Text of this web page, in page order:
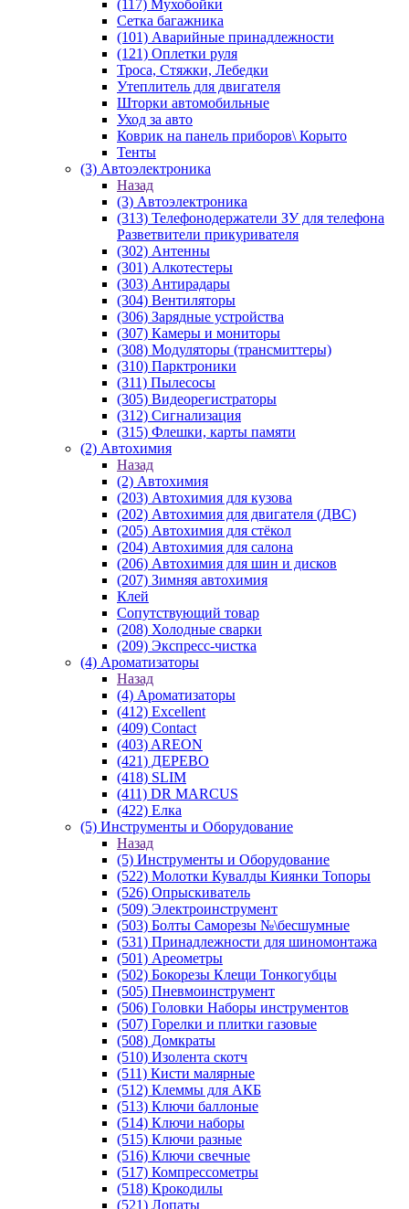
(117) Мухобойки
Сетка багажника
(101) Аварийные принадлежности
(121) Оплетки руля
Троса, Стяжки, Лебедки
Утеплитель для двигателя
Шторки автомобильные
Уход за авто
Коврик на панель приборов\ Корыто
Тенты
(3) Автоэлектроника
Назад
(3) Автоэлектроника
(313) Телефонодержатели ЗУ для телефона
Разветвители прикуривателя
(302) Антенны
(301) Алкотестеры
(303) Антирадары
(304) Вентиляторы
(306) Зарядные устройства
(307) Камеры и мониторы
(308) Модуляторы (трансмиттеры)
(310) Парктроники
(311) Пылесосы
(305) Видеорегистраторы
(312) Сигнализация
(315) Флешки, карты памяти
(2) Автохимия
Назад
(2) Автохимия
(203) Автохимия для кузова
(202) Автохимия для двигателя (ДВС)
(205) Автохимия для стёкол
(204) Автохимия для салона
(206) Автохимия для шин и дисков
(207) Зимняя автохимия
Клей
Сопутствующий товар
(208) Холодные сварки
(209) Экспреcс-чистка
(4) Ароматизаторы
Назад
(4) Ароматизаторы
(412) Excellent
(409) Contact
(403) AREON
(421) ДЕРЕВО
(418) SLIM
(411) DR MARCUS
(422) Елка
(5) Инструменты и Оборудование
Назад
(5) Инструменты и Оборудование
(522) Молотки Кувалды Киянки Топоры
(526) Опрыскиватель
(509) Электроинструмент
(503) Болты Саморезы №\бесшумные
(531) Принадлежности для шиномонтажа
(501) Ареометры
(502) Бокорезы Клещи Тонкогубцы
(505) Пневмоинструмент
(506) Головки Наборы инструментов
(507) Горелки и плитки газовые
(508) Домкраты
(510) Изолента скотч
(511) Кисти малярные
(512) Клеммы для АКБ
(513) Ключи баллоные
(514) Ключи наборы
(515) Ключи разные
(516) Ключи свечные
(517) Компрессометры
(518) Крокодилы
(521) Лопаты